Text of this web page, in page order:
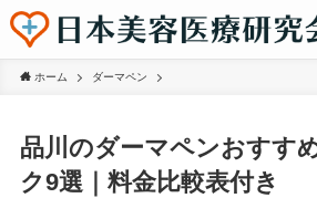
ホーム ダーマペン
品川のダーマペンおすす
ク9選｜料金比較表付き